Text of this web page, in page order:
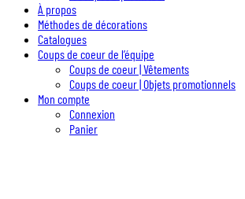
À propos
Méthodes de décorations
Catalogues
Coups de coeur de l’équipe
Coups de coeur | Vêtements
Coups de coeur | Objets promotionnels
Mon compte
Connexion
Panier